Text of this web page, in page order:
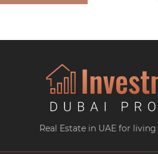
Real Estate in UAE for